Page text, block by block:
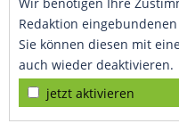
Wir benötigen Ihre
Redaktion
Sie können diesen mit
auch wieder deaktivieren.
jetzt aktivieren